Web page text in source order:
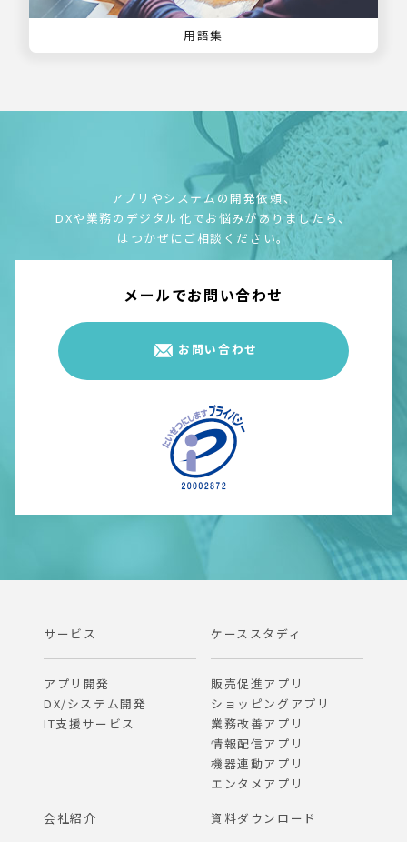
用語集
アプリやシステムの開発依頼、
DXや業務のデジタル化でお悩みがありましたら、
はつかぜにご相談ください。
メールでお問い合わせ
お問い合わせ
サービス
アプリ開発
DX/システム開発
IT支援サービス
ケーススタディ
販売促進アプリ
ショッピングアプリ
業務改善アプリ
情報配信アプリ
機器連動アプリ
エンタメアプリ
会社紹介
資料ダウンロード